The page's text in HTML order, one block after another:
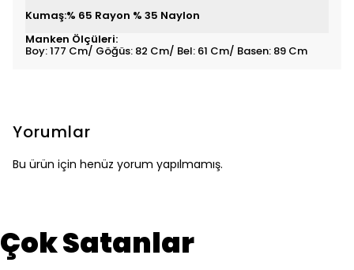
Kumaş:% 65 Rayon % 35 Naylon
Manken Ölçüleri:
Boy: 177 Cm/ Göğüs: 82 Cm/ Bel: 61 Cm/ Basen: 89 Cm
Yorumlar
Bu ürün için henüz yorum yapılmamış.
Çok Satanlar